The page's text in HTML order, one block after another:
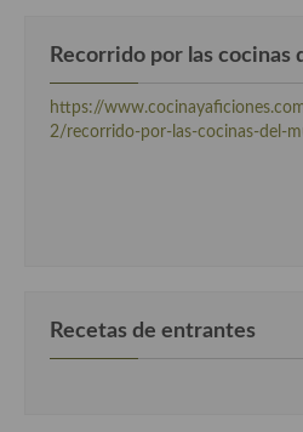
Cocina Polaca
Cocina portuguesa
Recorrido por las cocinas
https://
2/recorrido-por-las-cocinas-del-
Recetas de entrantes